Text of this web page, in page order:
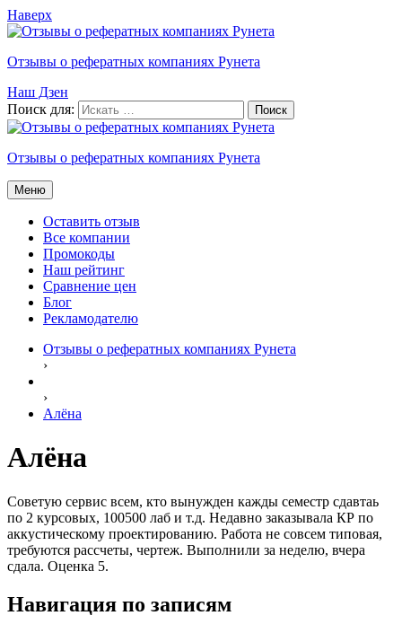
Наверх
Отзывы о рефератных компаниях Рунета
Наш Дзен
Поиск для:
Отзывы о рефератных компаниях Рунета
Меню
Оставить отзыв
Все компании
Промокоды
Наш рейтинг
Сравнение цен
Блог
Рекламодателю
Отзывы о рефератных компаниях Рунета
›
›
Алёна
Алёна
Советую сервис всем, кто вынужден кажды семестр сдавтаь
по 2 курсовых, 100500 лаб и т.д. Недавно заказывала КР по
аккустическому проектированию. Работа не совсем типовая,
требуются рассчеты, чертеж. Выполнили за неделю, вчера
сдала. Оценка 5.
Навигация по записям